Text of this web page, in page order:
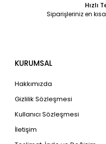
Hızlı
Siparişleriniz en
KURUMSAL
Hakkımızda
Gizlilik Sözleşmesi
Kullanıcı Sözleşmesi
İletişim